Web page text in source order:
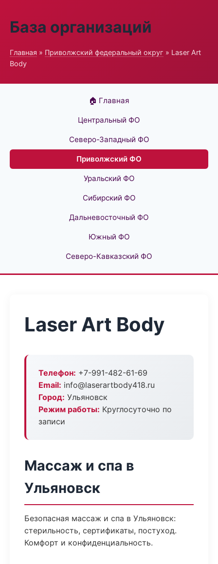
База организаций
Главная » Приволжский федеральный округ » Laser Art
Body
🏠 Главная
Центральный ФО
Северо-Западный ФО
Приволжский ФО
Уральский ФО
Сибирский ФО
Дальневосточный ФО
Южный ФО
Северо-Кавказский ФО
Laser Art Body
Телефон: +7-991-482-61-69
Email: info@laserartbody418.ru
Город: Ульяновск
Режим работы: Круглосуточно по
записи
Массаж и спа в
Ульяновск
Безопасная массаж и спа в Ульяновск:
стерильность, сертификаты, постуход.
Комфорт и конфиденциальность.